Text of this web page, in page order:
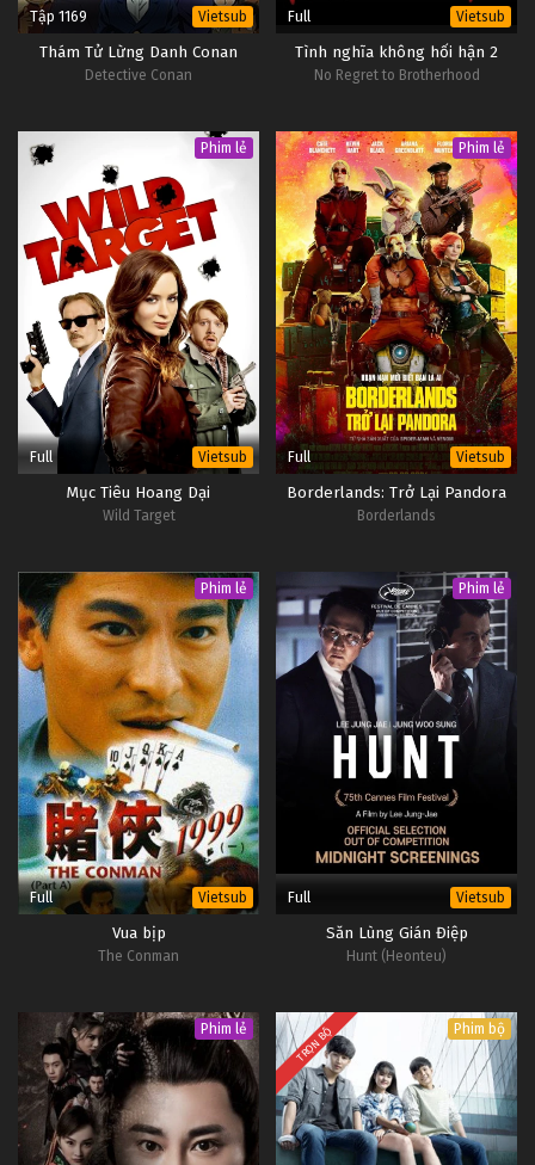
Tập 1169 Vietsub
Thám Tử Lừng Danh Conan
Detective Conan
Full Vietsub
Tình nghĩa không hối hận 2
No Regret to Brotherhood
Phim lẻ
Full Vietsub
Mục Tiêu Hoang Dại
Wild Target
Phim lẻ
Full Vietsub
Borderlands: Trở Lại Pandora
Borderlands
Phim lẻ
Full Vietsub
Vua bịp
The Conman
Phim lẻ
Full Vietsub
Săn Lùng Gián Điệp
Hunt (Heonteu)
Phim lẻ TRỌN BỘ Phim bộ